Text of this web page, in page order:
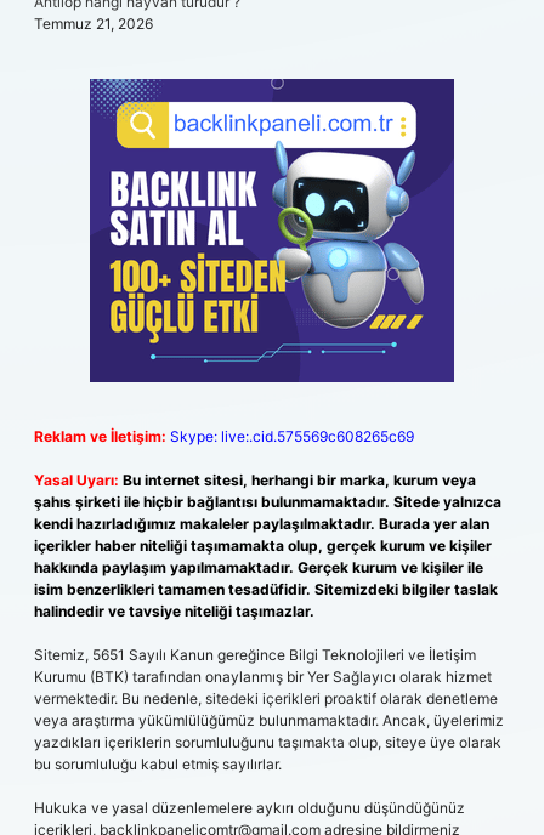
Temmuz 21, 2026
Reklam ve İletişim: Skype: live:.cid.575569c608265c69
Yasal Uyarı: Bu internet sitesi, herhangi bir marka, kurum veya
şahıs şirketi ile hiçbir bağlantısı bulunmamaktadır. Sitede yalnızca
kendi hazırladığımız makaleler paylaşılmaktadır. Burada yer alan
içerikler haber niteliği taşımamakta olup, gerçek kurum ve kişiler
hakkında paylaşım yapılmamaktadır. Gerçek kurum ve kişiler ile
isim benzerlikleri tamamen tesadüfidir. Sitemizdeki bilgiler taslak
halindedir ve tavsiye niteliği taşımazlar.
Sitemiz, 5651 Sayılı Kanun gereğince Bilgi Teknolojileri ve İletişim
Kurumu (BTK) tarafından onaylanmış bir Yer Sağlayıcı olarak hizmet
vermektedir. Bu nedenle, sitedeki içerikleri proaktif olarak denetleme
veya araştırma yükümlülüğümüz bulunmamaktadır. Ancak, üyelerimiz
yazdıkları içeriklerin sorumluluğunu taşımakta olup, siteye üye olarak
bu sorumluluğu kabul etmiş sayılırlar.
Hukuka ve yasal düzenlemelere aykırı olduğunu düşündüğünüz
içerikleri, backlinkpanelicomtr@gmail.com adresine bildirmeniz